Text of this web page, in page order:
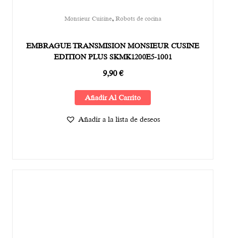
Monsieur Cuisine, Robots de cocina
EMBRAGUE TRANSMISION MONSIEUR CUSINE
EDITION PLUS SKMK1200E5-1001
9,90€
Añadir Al Carrito
Añadir a la lista de deseos